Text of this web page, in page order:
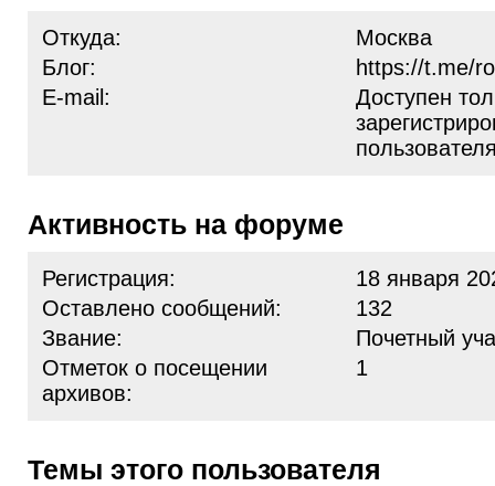
Откуда:
Москва
Блог:
https://t.me/
E-mail:
Доступен
Активность на форуме
Регистрация:
18 января
Оставлено сообщений:
132
Звание:
Почетный
Отметок о посещении
архивов:
1
Темы этого пользователя